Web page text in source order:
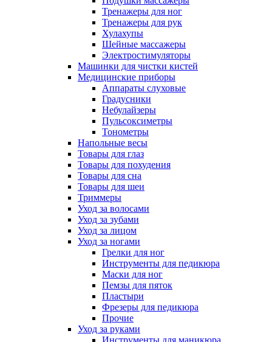
Тренажеры для ног
Тренажеры для рук
Хулахупы
Шейные массажеры
Электростимуляторы
Машинки для чистки кистей
Медицинские приборы
Аппараты слуховые
Градусники
Небулайзеры
Пульсоксиметры
Тонометры
Напольные весы
Товары для глаз
Товары для похудения
Товары для сна
Товары для шеи
Триммеры
Уход за волосами
Уход за зубами
Уход за лицом
Уход за ногами
Грелки для ног
Инструменты для педикюра
Маски для ног
Пемзы для пяток
Пластыри
Фрезеры для педикюра
Прочие
Уход за руками
Инструменты для маникюра